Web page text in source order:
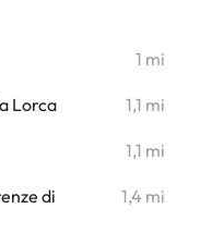
1 mi
Lorca 1,1 mi
1,1 mi
di
1,4 mi